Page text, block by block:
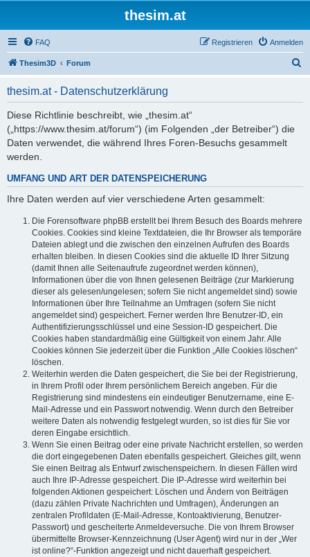
thesim.at
FAQ Anmelden
Registrieren
Thesim3D Forum
thesim.at - Datenschutzerklärung
Diese Richtlinie beschreibt, wie „thesim.at“
(„https://www.thesim.at/forum“) (im Folgenden „der Betreiber“) die
Daten verwendet, die während Ihres Foren-Besuchs gesammelt
werden.
UMFANG UND ART DER DATENSPEICHERUNG
Ihre Daten werden auf vier verschiedene Arten gesammelt:
Die Forensoftware phpBB erstellt bei Ihrem Besuch des Boards mehrere
Cookies. Cookies sind kleine Textdateien, die Ihr Browser als temporäre
Dateien ablegt und die zwischen den einzelnen Aufrufen des Boards
erhalten bleiben. In diesen Cookies sind die aktuelle ID Ihrer Sitzung
(damit Ihnen alle Seitenaufrufe zugeordnet werden können),
Informationen über die von Ihnen gelesenen Beiträge (zur Markierung
dieser als gelesen/ungelesen; sofern Sie nicht angemeldet sind) sowie
Informationen über Ihre Teilnahme an Umfragen (sofern Sie nicht
angemeldet sind) gespeichert. Ferner werden Ihre Benutzer-ID, ein
Authentifizierungsschlüssel und eine Session-ID gespeichert. Die
Cookies haben standardmäßig eine Gültigkeit von einem Jahr. Alle
Cookies können Sie jederzeit über die Funktion „Alle Cookies löschen“
löschen.
Weiterhin werden die Daten gespeichert, die Sie bei der Registrierung,
in Ihrem Profil oder Ihrem persönlichem Bereich angeben. Für die
Registrierung sind mindestens ein eindeutiger Benutzername, eine E-
Mail-Adresse und ein Passwort notwendig. Wenn durch den Betreiber
weitere Daten als notwendig festgelegt wurden, so ist dies für Sie vor
deren Eingabe ersichtlich.
Wenn Sie einen Beitrag oder eine private Nachricht erstellen, so werden
die dort eingegebenen Daten ebenfalls gespeichert. Gleiches gilt, wenn
Sie einen Beitrag als Entwurf zwischenspeichern. In diesen Fällen wird
auch Ihre IP-Adresse gespeichert. Die IP-Adresse wird weiterhin bei
folgenden Aktionen gespeichert: Löschen und Ändern von Beiträgen
(dazu zählen Private Nachrichten und Umfragen), Änderungen an
zentralen Profildaten (E-Mail-Adresse, Kontoaktivierung, Benutzer-
Passwort) und gescheiterte Anmeldeversuche. Die von Ihrem Browser
übermittelte Browser-Kennzeichnung (User Agent) wird nur in der „Wer
ist online?“-Funktion angezeigt und nicht dauerhaft gespeichert.